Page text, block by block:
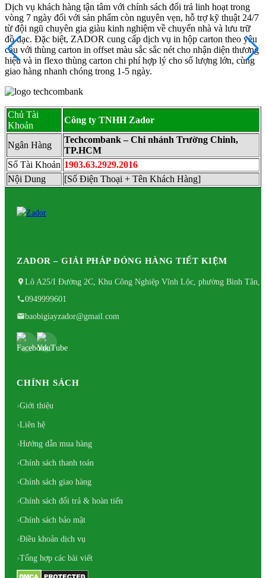
Dịch vụ khách hàng tận tâm với chính sách đổi trả linh hoạt trong
vòng 7 ngày đối với sản phẩm còn nguyên vẹn, hỗ trợ kỹ thuật 24/7
từ đội ngũ chuyên gia giàu kinh nghiệm về chuyển nhà và lưu trữ
đồ đạc. Đặc biệt, ZADOR cung cấp dịch vụ in hộp carton theo yêu
cầu với thùng carton in offset màu sắc sắc nét cho nhận diện thương
hiệu và in flexo thùng carton chi phí hợp lý cho số lượng lớn, cùng
giao hàng nhanh chóng trong 1-5 ngày.
Chủ Tài
Khoản
Công ty TNHH Zador
Ngân Hàng
Techcombank – Chi nhánh Trường Chinh,
TP.HCM
Số Tài Khoản 1903.63.2929.2016
Nội Dung
[Số Điện Thoại + Tên Khách Hàng]
ZADOR – GIẢI PHÁP ĐÓNG HÀNG TIẾT KIỆM
Lô A25/I Đường 2C, Khu Công Nghiệp Vĩnh Lộc, phường Bình Tân,
0949999601
baobigiayzador@gmail.com
CHÍNH SÁCH
Giới thiệu
Liên hệ
Hướng dẫn mua hàng
Chính sách thanh toán
Chính sách giao hàng
Chính sách đổi trả & hoàn tiến
Chính sách bảo mật
Điều khoản dịch vụ
Tổng hợp các bài viết